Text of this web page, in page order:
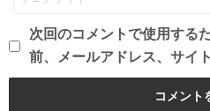
次回のコメントで使用する
前、メールアドレス、サイ